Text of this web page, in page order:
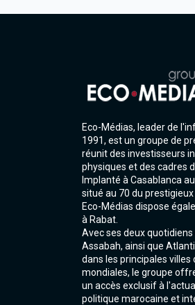
Eco-Médias, leader de
1991, est un groupe de
réunit des investisseurs
physiques et des cadres
Implanté à Casablanca
situé au 70 du
Eco-Médias dispose
à Rabat.
Avec ses deux
Assabah, ainsi que
dans les principales
mondiales, le groupe
un accès exclusif à
politique marocaine et